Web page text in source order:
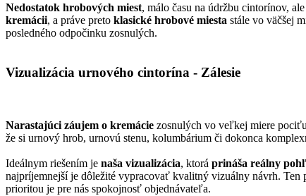
Nedostatok hrobových miest, málo času na údržbu cintorínov,
kremácii, a práve preto klasické hrobové miesta stále vo väčšej
posledného odpočinku zosnulých.
Vizualizácia urnového cintorína - Zálesie
Narastajúci záujem o kremácie zosnulých vo veľkej miere
že si urnový hrob, urnovú stenu, kolumbárium či dokonca
Ideálnym riešením je naša vizualizácia, ktorá prináša reálny
najpríjemnejší je dôležité vypracovať kvalitný vizuálny návrh. Ten
prioritou je pre nás spokojnosť objednávateľa.